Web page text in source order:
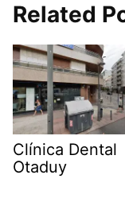
Related
Clínica Dental
Otaduy